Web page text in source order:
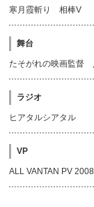
寒月霞斬り 相棒V
舞台
たそがれの映画監督
ラジオ
ヒアタルシアタル
VP
ALL VANTAN PV 2008